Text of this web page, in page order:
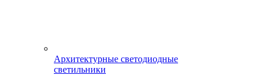
Архитектурные светодиодные
светильники